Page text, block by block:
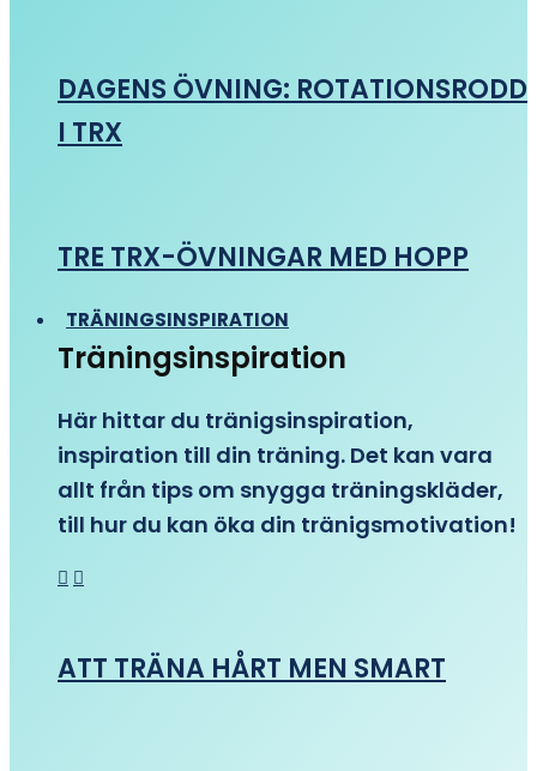
DAGENS ÖVNING: ROTATIONSRODD
I TRX
TRE TRX-ÖVNINGAR MED HOPP
TRÄNINGSINSPIRATION
Träningsinspiration
Här hittar du tränigsinspiration,
inspiration till din träning. Det kan vara
allt från tips om snygga träningskläder,
till hur du kan öka din tränigsmotivation!
ATT TRÄNA HÅRT MEN SMART